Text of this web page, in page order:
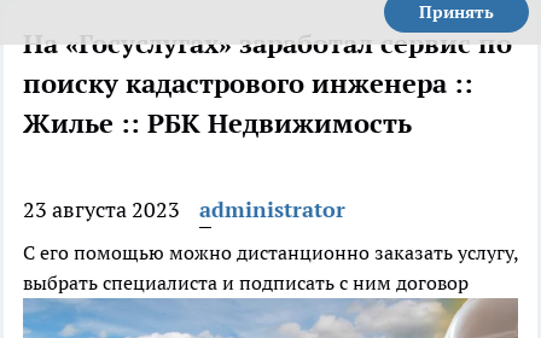
Принять
На «Госуслугах» заработал сервис по
поиску кадастрового инженера ::
Жилье :: РБК Недвижимость
23 августа 2023 administrator
С его помощью можно дистанционно заказать услугу,
выбрать специалиста и подписать с ним договор